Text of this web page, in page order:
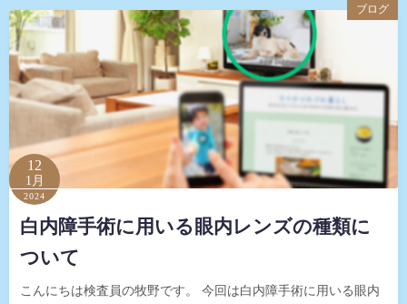
ブログ
12
1月
2024
白内障手術に用いる眼内レンズの種類に
ついて
こんにちは検査員の牧野です。 今回は白内障手術に用いる眼内